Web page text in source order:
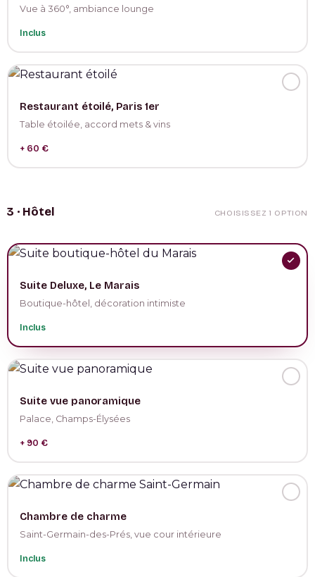
Vue à 360°, ambiance lounge
Inclus
Restaurant étoilé, Paris 1er
Table étoilée, accord mets & vins
+ 60 €
3 · Hôtel CHOISISSEZ 1 OPTION
Suite Deluxe, Le Marais
Boutique-hôtel, décoration intimiste
Inclus
Suite vue panoramique
Palace, Champs-Élysées
+ 90 €
Chambre de charme
Saint-Germain-des-Prés, vue cour intérieure
Inclus